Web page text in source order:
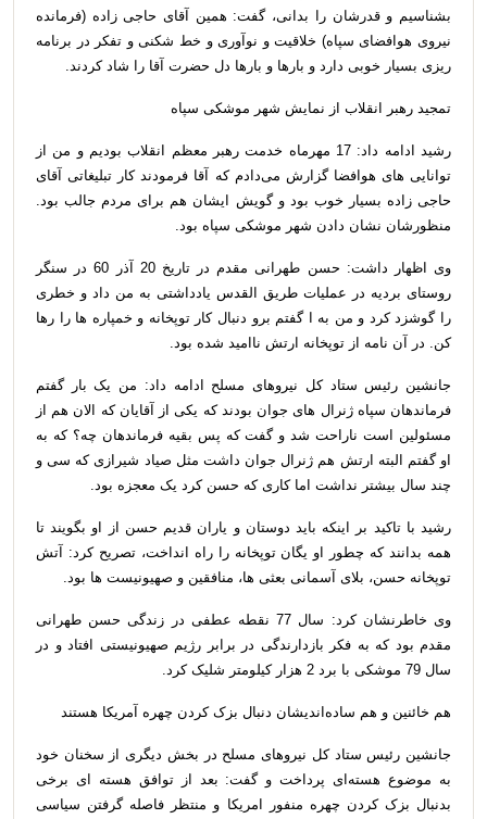
بشناسیم و قدرشان را بدانی، گفت: همین آقای حاجی زاده (فرمانده
نیروی هوافضای سپاه) خلاقیت و نوآوری و خط شکنی و تفکر در برنامه
ریزی بسیار خوبی دارد و بارها و بارها دل حضرت آقا را شاد کردند.
تمجید رهبر انقلاب از نمایش شهر موشکی سپاه
رشید ادامه داد: 17 مهرماه خدمت رهبر معظم انقلاب بودیم و من از
توانایی های هوافضا گزارش می‌دادم که آقا فرمودند کار تبلیغاتی آقای
حاجی زاده بسیار خوب بود و گویش ایشان هم برای مردم جالب بود.
منظورشان نشان دادن شهر موشکی سپاه بود.
وی اظهار داشت: حسن طهرانی مقدم در تاریخ 20 آذر 60 در سنگر
روستای بردیه در عملیات طریق القدس یادداشتی به من داد و خطری
را گوشزد کرد و من به ا گفتم برو دنبال کار توپخانه و خمپاره ها را رها
کن. در آن نامه از توپخانه ارتش ناامید شده بود.
جانشین رئیس ستاد کل نیروهای مسلح ادامه داد: من یک بار گفتم
فرماندهان سپاه ژنرال های جوان بودند که یکی از آقایان که الان هم از
مسئولین است ناراحت شد و گفت که پس بقیه فرماندهان چه؟ که به
او گفتم البته ارتش هم ژنرال جوان داشت مثل صیاد شیرازی که سی و
چند سال بیشتر نداشت اما کاری که حسن کرد یک معجزه بود.
رشید با تاکید بر اینکه باید دوستان و یاران قدیم حسن از او بگویند تا
همه بدانند که چطور او یگان توپخانه را راه انداخت، تصریح کرد: آتش
توپخانه حسن، بلای آسمانی بعثی ها، منافقین و صهیونیست ها بود.
وی خاطرنشان کرد: سال 77 نقطه عطفی در زندگی حسن طهرانی
مقدم بود که به فکر بازدارندگی در برابر رژیم صهیونیستی افتاد و در
سال 79 موشکی با برد 2 هزار کیلومتر شلیک کرد
.
هم خائنین و هم ساده‌اندیشان دنبال بزک کردن چهره آمریکا هستند
جانشین رئیس ستاد کل نیروهای مسلح در بخش دیگری از سخنان خود
به موضوع هسته‌ای پرداخت و گفت: بعد از توافق هسته ای برخی
بدنبال بزک کردن چهره منفور امریکا و منتظر فاصله گرفتن سیاسی